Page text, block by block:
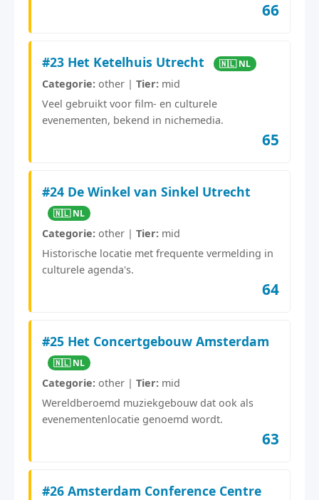
66
#23 Het Ketelhuis Utrecht 🇳🇱 NL
Categorie: other | Tier: mid
Veel gebruikt voor film- en culturele
evenementen, bekend in nichemedia.
65
#24 De Winkel van Sinkel Utrecht
🇳🇱 NL
Categorie: other | Tier: mid
Historische locatie met frequente vermelding in
culturele agenda's.
64
#25 Het Concertgebouw Amsterdam
🇳🇱 NL
Categorie: other | Tier: mid
Wereldberoemd muziekgebouw dat ook als
evenementenlocatie genoemd wordt.
63
#26 Amsterdam Conference Centre